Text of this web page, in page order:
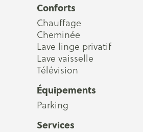
Conforts
Chauffage
Cheminée
Lave linge privatif
Lave vaisselle
Télévision
Équipements
Parking
Services